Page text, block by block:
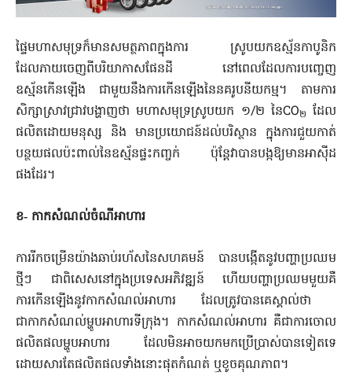
ផ្ទៃមហាសមុទ្រក៏មានសមត្ថភាពក្នុងការ ស្រូបយក​ឧស្ម័នកាបូនិក
ដែលភាយចេញពីបរិយាកាសផែនដី នៅពេលដែលការ​បញ្ចេញ
ឧស្ម័នកើនឡើង ជាមួយនឹងការកើនឡើងនៃនគរូបនីយកម្ម។ តាមការ
សិក្សាស្រាវជ្រាវបង្ហាញថា មហាសមុទ្រស្រូបយក ១/២ នៃCO២ ដែល
ផលិតដោយមនុស្ស និង មានប្រយោជន៍ដល់បរិស្ថាន ក្នុងការ​ជួយកាត់
បន្ថយផលប៉ះពាល់នៃឧស្ម័នផ្ទះកញ្ចក់ ប៉ុន្តែវាបានបង្កឱ្យ​មាន​អាស៊ីដ
ផងដែរ។
ខ‑ កាកសំណល់​ចំណី​អាហារ
ការរីកចម្រើនយ៉ាងឆាប់រហ័សនៃសហគមន៍ បានបង្កើតនូវ​បញ្ហា​ប្រ​ឈ​ម
ថ្មីៗ ជាពិសេសនៅក្នុងប្រទេសអភិវឌ្ឍន៍ ហើយបញ្ហាប្រឈម​មួយ​គឺ
ការកើនឡើងនូវកាកសំណល់អាហារ ដែលត្រូវបានគេស្គាល់​ថា ​
ជាកាកសំណ​ល់ម្ហូបអាហារទីក្រុង។ កាកសំណល់អាហារ គឺជាការ​ចោល
ផលិតផលម្ហូបអាហារ ដែលមិនអាចយកមកប្រើប្រាស់បាន​ទៀត​ទេ
ដោយសារតែផលិត​ផលទាំងនោះផុតកំណត់ ឬខូចគុណភាព។